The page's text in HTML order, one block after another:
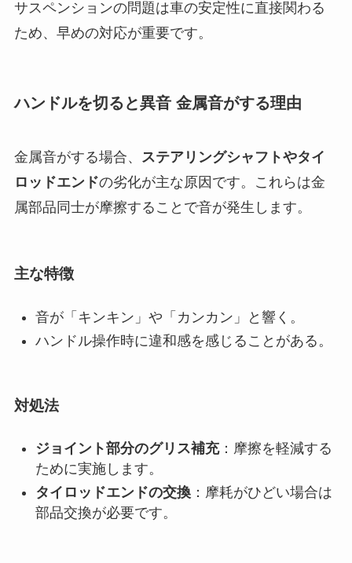
サスペンションの問題は車の安定性に直接関わる
ため、早めの対応が重要です。
ハンドルを切ると異音 金属音がする理由
金属音がする場合、 ステアリングシャフトやタイ
ロッドエンドの劣化が主な原因です。これらは金
属部品同士が摩擦することで音が発生します。
主な特徴
音が「キンキン」や「カンカン」と響く。
ハンドル操作時に違和感を感じることがある。
対処法
ジョイント部分のグリス補充：摩擦を軽減する
ために実施します。
タイロッドエンドの交換：摩耗がひどい場合は
部品交換が必要です。